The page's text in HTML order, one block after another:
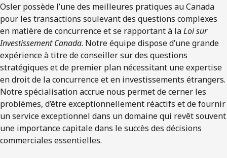
Osler possède l’une des meilleures pratiques au Canada
pour les transactions soulevant des questions complexes
en matière de concurrence et se rapportant à laLoi sur
Investissement Canada. Notre équipe dispose d’une grande
expérience à titre de conseiller sur des questions
stratégiques et de premier plan nécessitant une expertise
en droit de la concurrence et en investissements étrangers.
Notre spécialisation accrue nous permet de cerner les
problèmes, d’être exceptionnellement réactifs et de fournir
un service exceptionnel dans un domaine qui revêt souvent
une importance capitale dans le succès des décisions
commerciales essentielles.